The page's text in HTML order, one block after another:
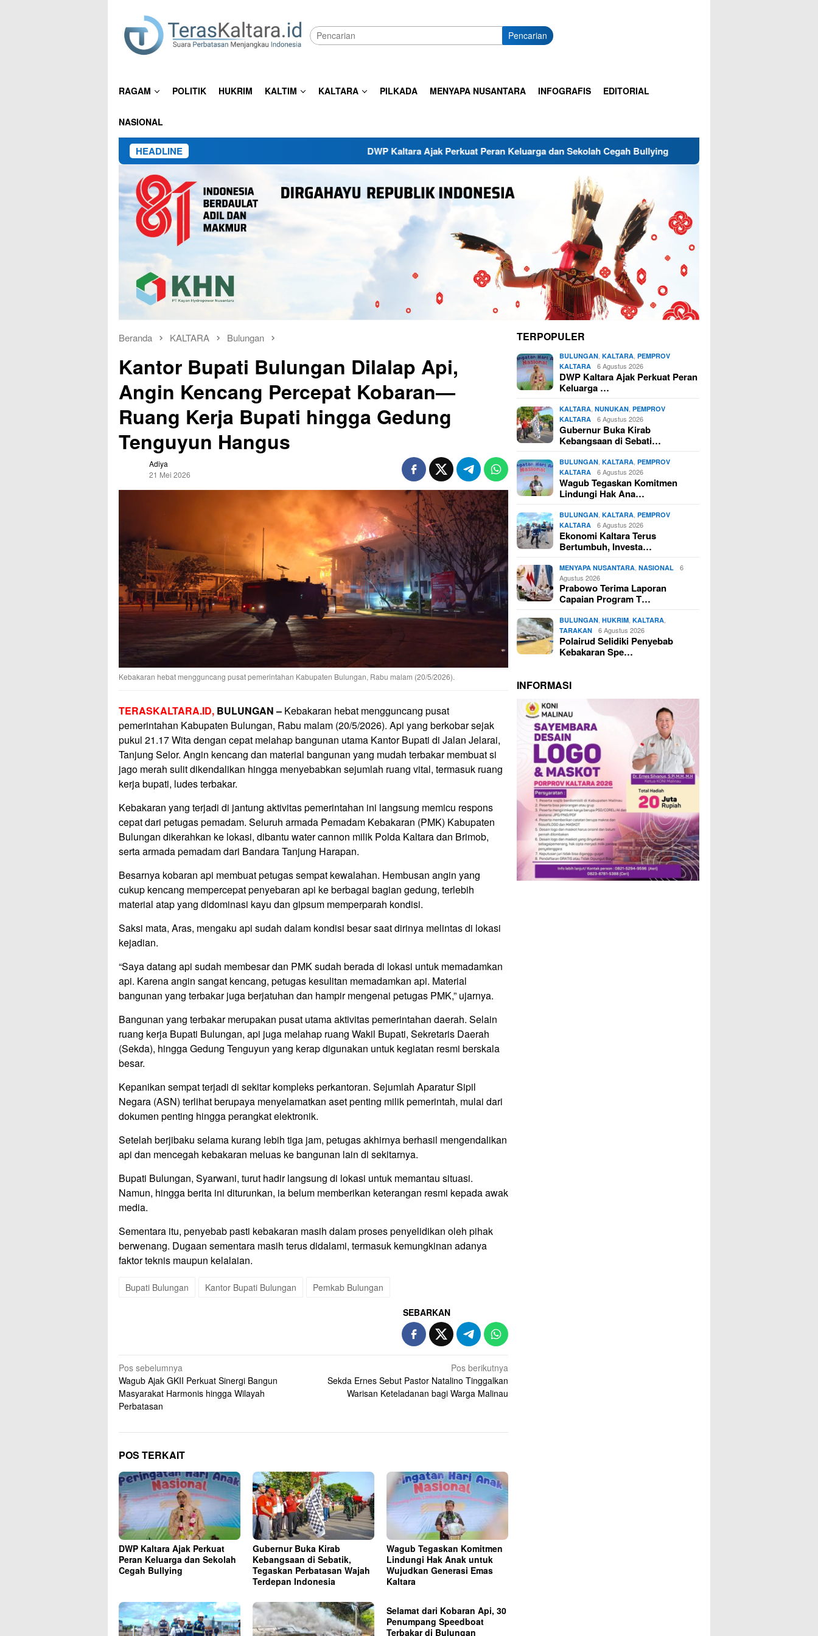
konten
Pencarian
RAGAM POLITIK HUKRIM KALTIM KALTARA PILKADA MENYAPA NUSANTARA INFOGRAFIS EDITORIAL
NASIONAL
HEADLINE DWP Kaltara Ajak Perkuat Peran Keluarga dan Sekolah Cegah Bullying Gubernur Buka Kirab Kebangsaan di
Beranda KALTARA Bulungan
Kantor Bupati Bulungan Dilalap Api,
Angin Kencang Percepat Kobaran—
Ruang Kerja Bupati hingga Gedung
Tenguyun Hangus
Adiya
21 Mei 2026
Kebakaran hebat mengguncang pusat pemerintahan Kabupaten Bulungan, Rabu malam (20/5/2026).
TERASKALTARA.ID, BULUNGAN – Kebakaran hebat mengguncang pusat
pemerintahan Kabupaten Bulungan, Rabu malam (20/5/2026). Api yang berkobar sejak
pukul 21.17 Wita dengan cepat melahap bangunan utama Kantor Bupati di Jalan Jelarai,
Tanjung Selor. Angin kencang dan material bangunan yang mudah terbakar membuat si
jago merah sulit dikendalikan hingga menyebabkan sejumlah ruang vital, termasuk ruang
kerja bupati, ludes terbakar.
Kebakaran yang terjadi di jantung aktivitas pemerintahan ini langsung memicu respons
cepat dari petugas pemadam. Seluruh armada Pemadam Kebakaran (PMK) Kabupaten
Bulungan dikerahkan ke lokasi, dibantu water cannon milik Polda Kaltara dan Brimob,
serta armada pemadam dari Bandara Tanjung Harapan.
Besarnya kobaran api membuat petugas sempat kewalahan. Hembusan angin yang
cukup kencang mempercepat penyebaran api ke berbagai bagian gedung, terlebih
material atap yang didominasi kayu dan gipsum memperparah kondisi.
Saksi mata, Aras, mengaku api sudah dalam kondisi besar saat dirinya melintas di lokasi
kejadian.
“Saya datang api sudah membesar dan PMK sudah berada di lokasi untuk memadamkan
api. Karena angin sangat kencang, petugas kesulitan memadamkan api. Material
bangunan yang terbakar juga berjatuhan dan hampir mengenai petugas PMK,” ujarnya.
Bangunan yang terbakar merupakan pusat utama aktivitas pemerintahan daerah. Selain
ruang kerja Bupati Bulungan, api juga melahap ruang Wakil Bupati, Sekretaris Daerah
(Sekda), hingga Gedung Tenguyun yang kerap digunakan untuk kegiatan resmi berskala
besar.
Kepanikan sempat terjadi di sekitar kompleks perkantoran. Sejumlah Aparatur Sipil
Negara (ASN) terlihat berupaya menyelamatkan aset penting milik pemerintah, mulai dari
dokumen penting hingga perangkat elektronik.
Setelah berjibaku selama kurang lebih tiga jam, petugas akhirnya berhasil mengendalikan
api dan mencegah kebakaran meluas ke bangunan lain di sekitarnya.
Bupati Bulungan, Syarwani, turut hadir langsung di lokasi untuk memantau situasi.
Namun, hingga berita ini diturunkan, ia belum memberikan keterangan resmi kepada awak
media.
Sementara itu, penyebab pasti kebakaran masih dalam proses penyelidikan oleh pihak
berwenang. Dugaan sementara masih terus didalami, termasuk kemungkinan adanya
faktor teknis maupun kelalaian.
Bupati Bulungan Kantor Bupati Bulungan Pemkab Bulungan
SEBARKAN
Navigasi
pos
Pos sebelumnya
Wagub Ajak GKII Perkuat Sinergi Bangun
Masyarakat Harmonis hingga Wilayah
Perbatasan
Pos berikutnya
Sekda Ernes Sebut Pastor Natalino Tinggalkan
Warisan Keteladanan bagi Warga Malinau
POS TERKAIT
DWP Kaltara Ajak Perkuat
Peran Keluarga dan Sekolah
Cegah Bullying
Gubernur Buka Kirab
Kebangsaan di Sebatik,
Tegaskan Perbatasan Wajah
Terdepan Indonesia
Wagub Tegaskan Komitmen
Lindungi Hak Anak untuk
Wujudkan Generasi Emas
Kaltara
Selamat dari Kobaran Api, 30
Penumpang Speedboat
Terbakar di Bulungan
TERPOPULER
BULUNGAN ,KALTARA ,PEMPROV
KALTARA
6 Agustus 2026
DWP Kaltara Ajak Perkuat Peran
Keluarga …
KALTARA ,NUNUKAN ,PEMPROV
KALTARA
6 Agustus 2026
Gubernur Buka Kirab
Kebangsaan di Sebati…
BULUNGAN ,KALTARA ,PEMPROV
KALTARA
6 Agustus 2026
Wagub Tegaskan Komitmen
Lindungi Hak Ana…
BULUNGAN ,KALTARA ,PEMPROV
KALTARA
6 Agustus 2026
Ekonomi Kaltara Terus
Bertumbuh, Investa…
MENYAPA NUSANTARA ,NASIONAL
6
Agustus 2026
Prabowo Terima Laporan
Capaian Program T…
BULUNGAN ,HUKRIM ,KALTARA
TARAKAN 6 Agustus 2026
Polairud Selidiki Penyebab
Kebakaran Spe…
INFORMASI